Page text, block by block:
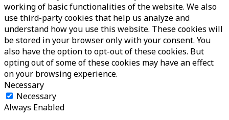
working of basic functionalities of the website. We also
use third-party cookies that help us analyze and
understand how you use this website. These cookies will
be stored in your browser only with your consent. You
also have the option to opt-out of these cookies. But
opting out of some of these cookies may have an effect
on your browsing experience.
Necessary
Necessary
Always Enabled